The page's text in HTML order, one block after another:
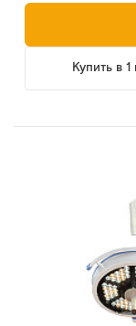
Купить в 1